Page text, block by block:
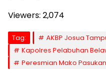
Viewers: 2,074
Tag:
AKBP Josua
Kapolres Pelabuhan
Peresmian Mako